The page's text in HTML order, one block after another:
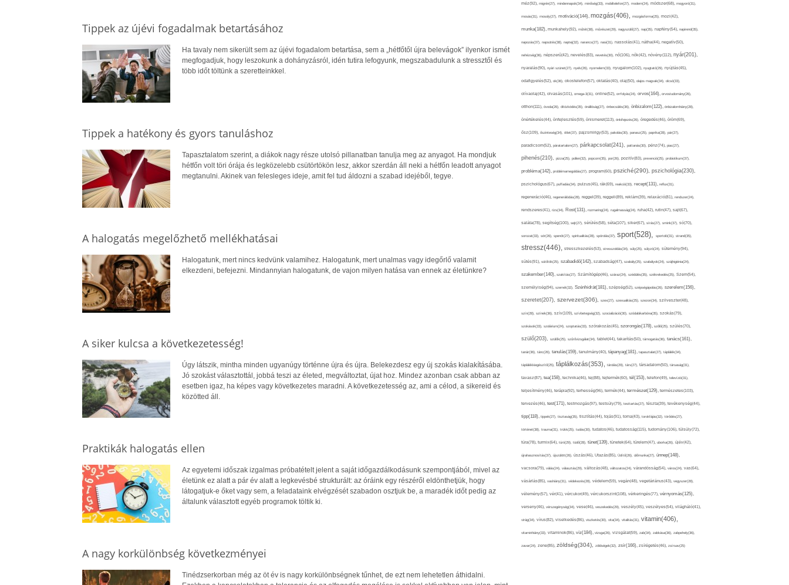
Tippek az újévi fogadalmak betartásához
Ha tavaly nem sikerült sem az újévi fogadalom betartása, sem a „hétfőtől újra belevágok” ilyenkor ismét
megfogadjuk, hogy leszokunk a dohányzásról, idén tutira lefogyunk, megszabadulunk a stressztől és
több időt töltünk a szeretteinkkel.
Tippek a hatékony és gyors tanuláshoz
Tapasztalatom szerint, a diákok nagy része utolsó pillanatban tanulja meg az anyagot. Ha mondjuk
hétfőn volt töri órája és legközelebb csütörtökön lesz, akkor szerdán áll neki a hétfőn leadott anyagot
megtanulni. Akinek van felesleges ideje, amit fel tud áldozni a szabad idejéből, tegye.
A halogatás megelőzhető mellékhatásai
Halogatunk, mert nincs kedvünk valamihez. Halogatunk, mert unalmas vagy idegőrlő valamit
elkezdeni, befejezni. Mindannyian halogatunk, de vajon milyen hatása van ennek az életünkre?
A siker kulcsa a következetesség!
Úgy látszik, mintha minden ugyanúgy történne újra és újra. Belekezdesz egy új szokás kialakításába.
Jó szokást választottál, jobbá teszi az életed, megváltoztat, újat hoz. Mindez azonban csak abban az
esetben igaz, ha képes vagy következetes maradni. A következetesség az, ami a célod, a sikereid és
közötted áll.
Praktikák halogatás ellen
Az egyetemi időszak izgalmas próbatételt jelent a saját időgazdálkodásunk szempontjából, mivel az
életünk ez alatt a pár év alatt a legkevésbé strukturált: az óráink egy részéről eldönthetjük, hogy
látogatjuk-e őket vagy sem, a feladataink elvégzését szabadon osztjuk be, a maradék időt pedig az
általunk választott egyéb programok töltik ki.
A nagy korkülönbség következményei
Tinédzserkorban még az öt év is nagy korkülönbségnek tűnhet, de ezt nem lehetetlen áthidalni.
méz(92), migrén(27), mindennapok(34), minőség(33), mobiltelefon(27), modern(24), módszer(68), mogyoró(31),
mosás(31), mosoly(27), motiváció(144), mozgás(406), mozgásforma(25), mozi(42),
munka(182), munkahely(92), műtét(38), művészet(29), nagyszülő(27), nap(35), napfény(54), napirend(35),
napozás(37), napsütés(38), naptej(32), narancs(27), nasi(31), nassolás(41), nátha(44), negatív(50),
nehézség(36), népszerű(42), nevelés(83), nevetés(30), nő(106), nők(42), növény(112), nyár(201),
nyaralás(90), nyári szünet(27), nyelv(26), nyomelem(33), nyugalom(102), nyugtató(29), nyújtás(45),
odafigyelés(52), ok(36), okostelefon(57), oktatás(40), olaj(50), olajos magvak(34), olcsó(33),
olívaolaj(42), olvasás(101), omega-3(31), online(52), orrfolyás(24), orvos(164), orvostudomány(26),
otthon(111), óvoda(26), öltözködés(35), önállóság(27), önbecsülés(36), önbizalom(122), önbizalomhiány(28),
önértékelés(44), önfejlesztés(59), önismeret(113), önkifejezés(26), öregedés(46), öröm(69),
ősz(109), őszinteség(34), ötlet(37), pajzsmirigy(53), pakolás(30), panasz(25), paprika(28), pár(27),
paradicsom(52), páratartalom(27), párkapcsolat(241), pattanás(30), pénz(74), piac(27),
pihenés(210), pizza(25), pollen(32), popcorn(35), por(26), pozitív(83), prevenció(25), probiotikum(37),
probléma(142), problémamegoldás(27), program(60), psziché(290), pszichológia(230),
pszichológus(67), puffadás(34), pulzus(45), rák(69), reakció(33), recept(131), reflux(31),
regeneráció(46), regenerálódás(28), reggel(39), reggeli(89), reklám(39), relaxáció(81), rendszer(24),
rendszeres(41), rizs(34), Rost(131), rozmaring(24), rugalmasság(24), ruha(42), rutin(47), sajt(67),
saláta(78), segítség(100), sejt(27), sérülés(58), séta(107), siker(67), sírás(27), smink(37), só(70),
sorozat(33), sör(26), spenót(27), spiritualitás(28), spórolás(37), sport(528), sportoló(31), strand(35),
stressz(446), stresszkezelés(53), stresszoldás(34), súly(25), súlyzó(24), sütemény(94),
sütés(91), sütőtök(25), szabadidő(142), szabadság(47), szabály(25), szabályok(24), szájhigiénia(24),
szakember(140), szakítás(27), Számítógép(46), száraz(24), szédülés(35), székrekedés(25), Szem(54),
személyiség(94), szemét(32), Szénhidrát(181), szépség(52), szépségápolás(26), szerelem(156),
szeretet(207), szervezet(306), szex(27), szexualitás(25), szezon(34), szilveszter(48),
szín(28), színek(36), szív(109), szívbetegség(32), szocializáció(30), szódabikarbóna(35), szokás(79),
szokások(33), szolárium(24), szoptatás(33), szórakozás(45), szorongás(178), szőlő(25), szülés(70),
szülő(203), szülők(25), szűrővizsgálat(34), tablet(44), takarítás(50), támogatás(36), tanács(161),
tanár(36), tánc(26), tanulás(159), tanulmány(40), tápanyag(181), tapasztalat(27), táplálék(34),
táplálékkiegészítő(25), táplálkozás(353), tárolás(29), társ(27), társadalom(50), társaság(31),
tavasz(87), tea(158), technika(46), tej(88), tejtermék(60), tél(153), telefon(49), televízió(31),
teljesítmény(46), terápia(92), terhesség(96), termék(44), természet(129), természetes(103),
tervezés(46), test(171), testmozgás(97), testsúly(79), testtartás(27), tészta(39), tevékenység(44),
tipp(118), tippek(27), tisztaság(35), tisztítás(44), tojás(91), torna(43), torokfájás(32), törődés(27),
történet(38), trauma(31), trükk(25), tudás(30), tudatos(46), tudatosság(115), tudomány(106), túlsúly(72),
túra(78), turmix(64), túró(29), tüdő(28), tünet(139), tünetek(64), türelem(47), uborka(26), újév(42),
újrahasznosítás(37), újszülött(26), úszás(46), Utazás(85), Üdítő(26), ülőmunka(27), ünnep(148),
vacsora(79), válás(24), választás(29), változás(48), változatos(24), várandósság(54), város(24), vas(64),
vásárlás(85), vashiány(31), védekezés(28), védelem(59), vegán(48), vegetáriánus(43), vegyszer(28),
vélemény(57), vér(41), vércukor(49), vércukorszint(108), vérkeringés(77), vérnyomás(125),
verseny(46), vérszegénység(34), vese(46), veszekedés(29), veszély(45), veszélyes(54), világháló(41),
virág(34), vírus(82), viselkedés(86), viszketés(30), vita(34), vitalitás(31), vitamin(406),
vitaminhiány(33), vitaminok(86), víz(184), vizsga(26), vizsgálat(59), zab(34), zabkása(36), zabpehely(36),
zavar(24), zene(85), zöldség(304), zöldségek(32), zsír(166), zsírégetés(46), zsírsav(25)